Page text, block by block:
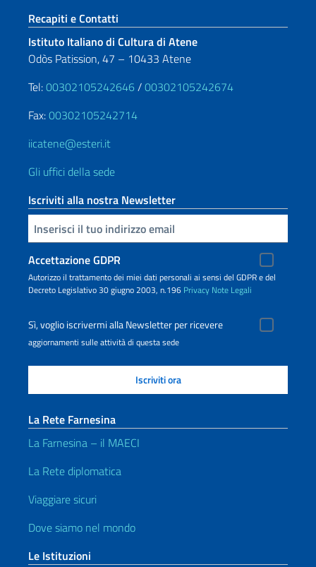
Sezione footer
Recapiti e Contatti
Istituto Italiano di Cultura di Atene
Odòs Patission, 47 – 10433 Atene
Tel:00302105242646 /00302105242674
Fax:00302105242714
iicatene@esteri.it
Gli uffici della sede
Iscriviti alla nostra Newsletter
Inserisci la tua email
Accettazione GDPR
Autorizzo il trattamento dei miei dati personali ai sensi del GDPR e del
Decreto Legislativo 30 giugno 2003, n.196 Privacy Note Legali
Sì, voglio iscrivermi alla Newsletter per ricevere
aggiornamenti sulle attività di questa sede
La Rete Farnesina
La Farnesina – il MAECI
La Rete diplomatica
Viaggiare sicuri
Dove siamo nel mondo
Le Istituzioni